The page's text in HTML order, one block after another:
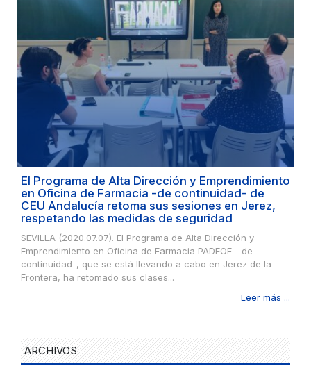
El Programa de Alta Dirección y Emprendimiento
en Oficina de Farmacia -de continuidad- de
CEU Andalucía retoma sus sesiones en Jerez,
respetando las medidas de seguridad
SEVILLA (2020.07.07). El Programa de Alta Dirección y
Emprendimiento en Oficina de Farmacia PADEOF -de
continuidad-, que se está llevando a cabo en Jerez de la
Frontera, ha retomado sus clases...
Leer más ...
ARCHIVOS